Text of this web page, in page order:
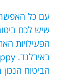
עם כל
שיש לכם
הפעילויות
הביטוח הנכון